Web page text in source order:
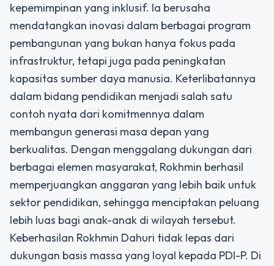
kepemimpinan yang inklusif. Ia berusaha
mendatangkan inovasi dalam berbagai program
pembangunan yang bukan hanya fokus pada
infrastruktur, tetapi juga pada peningkatan
kapasitas sumber daya manusia. Keterlibatannya
dalam bidang pendidikan menjadi salah satu
contoh nyata dari komitmennya dalam
membangun generasi masa depan yang
berkualitas. Dengan menggalang dukungan dari
berbagai elemen masyarakat, Rokhmin berhasil
memperjuangkan anggaran yang lebih baik untuk
sektor pendidikan, sehingga menciptakan peluang
lebih luas bagi anak-anak di wilayah tersebut.
Keberhasilan Rokhmin Dahuri tidak lepas dari
dukungan basis massa yang loyal kepada PDI-P. Di